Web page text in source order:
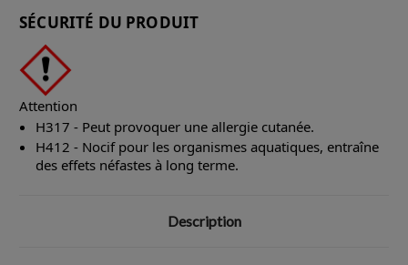
SÉCURITÉ DU PRODUIT
Attention
H317 - Peut provoquer une allergie cutanée.
H412 - Nocif pour les organismes aquatiques, entraîne
des effets néfastes à long terme.
Description